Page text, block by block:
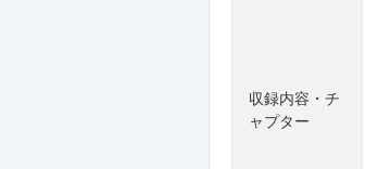
収録内容・チ
ャプター